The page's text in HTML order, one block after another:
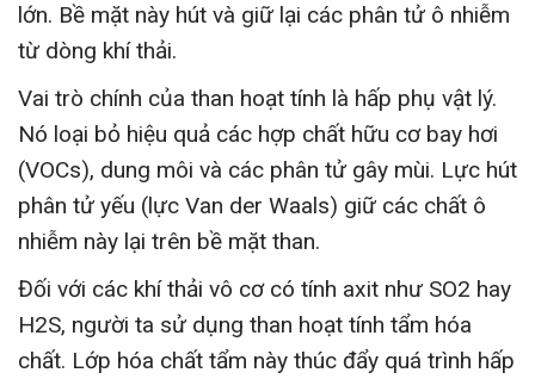
lớn. Bề mặt này hút và giữ lại các phân tử ô nhiễm
từ dòng khí thải.
Vai trò chính của than hoạt tính là hấp phụ vật lý.
Nó loại bỏ hiệu quả các hợp chất hữu cơ bay hơi
(VOCs), dung môi và các phân tử gây mùi. Lực hút
phân tử yếu (lực Van der Waals) giữ các chất ô
nhiễm này lại trên bề mặt than.
Đối với các khí thải vô cơ có tính axit như SO2 hay
H2S, người ta sử dụng than hoạt tính tẩm hóa
chất. Lớp hóa chất tẩm này thúc đẩy quá trình hấp